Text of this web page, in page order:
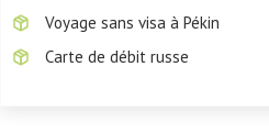
Voyage sans visa à Pékin
Carte de débit russe